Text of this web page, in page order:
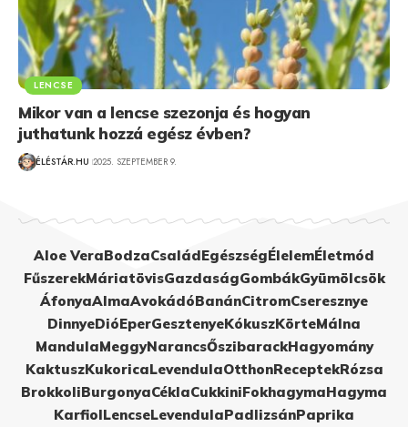
LENCSE
Mikor van a lencse szezonja és hogyan
juthatunk hozzá egész évben?
ÉLÉSTÁR.HU 2025. SZEPTEMBER 9.
Aloe VeraBodzaCsaládEgészségÉlelemÉletmód
FűszerekMáriatövisGazdaságGombákGyümölcsök
ÁfonyaAlmaAvokádóBanánCitromCseresznye
DinnyeDióEperGesztenyeKókuszKörteMálna
MandulaMeggyNarancsŐszibarackHagyomány
KaktuszKukoricaLevendulaOtthonReceptekRózsa
BrokkoliBurgonyaCéklaCukkiniFokhagymaHagyma
KarfiolLencseLevendulaPadlizsánPaprika